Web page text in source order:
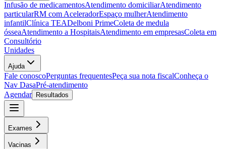
Infusão de medicamentosAtendimento domiciliarAtendimento
particularRM com AceleradorEspaço mulherAtendimento
infantilClínica TEADelboni PrimeColeta de medula
ósseaAtendimento a HospitaisAtendimento em empresasColeta em
Consultório
Unidades
Ajuda
Fale conoscoPerguntas frequentesPeça sua nota fiscalConheça o
Nav DasaPré-atendimento
Agendar
Resultados
Exames
Vacinas